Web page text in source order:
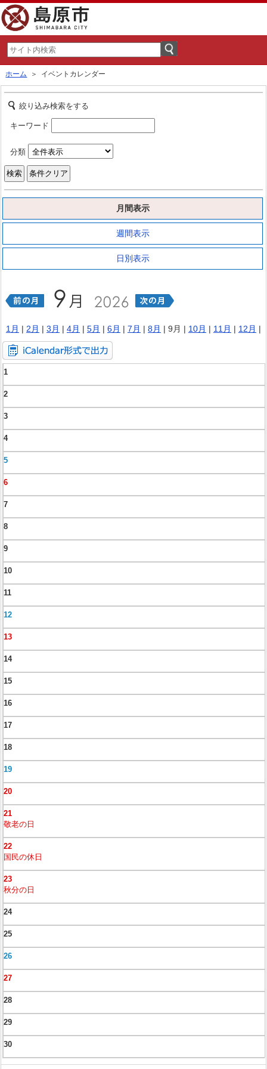
ホーム ＞ イベントカレンダー
絞り込み検索をする
キーワード
分類
月間表示
週間表示
日別表示
1月 | 2月 | 3月 | 4月 | 5月 | 6月 | 7月 | 8月 | 9月 | 10月 | 11月 | 12月 |
1
2
3
4
5
6
7
8
9
10
11
12
13
14
15
16
17
18
19
20
21
敬老の日
22
国民の休日
23
秋分の日
24
25
26
27
28
29
30